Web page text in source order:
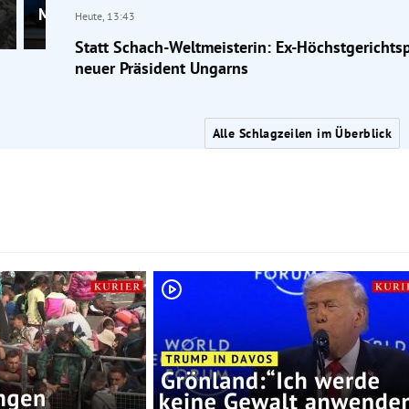
Mutter aller Krisen“
Heute, 13:43
Statt Schach-Weltmeisterin: Ex-
neuer Präsident Ungarns
Alle Schlagzeilen im Überblick